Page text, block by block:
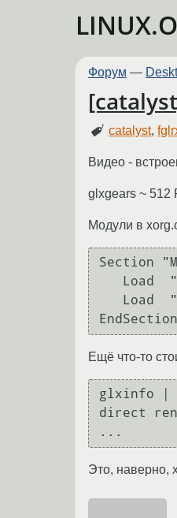
Форум —
catalyst,
Видео -
glxgears ~ 512
Модули в
Section
Ещё что-то
glxinfo |
direct
Это, наверно,